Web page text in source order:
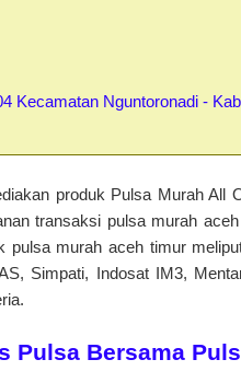
Kecamatan Nguntoronadi -
produk Pulsa Murah All
transaksi pulsa murah
pulsa murah aceh timur
Simpati, Indosat IM3,
Pulsa Bersama